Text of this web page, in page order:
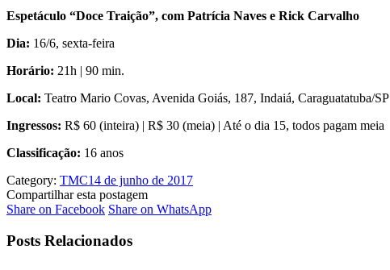
Espetáculo “Doce Traição”, com Patrícia Naves e Rick Carvalho
Dia: 16/6, sexta-feira
Horário: 21h | 90 min.
Local: Teatro Mario Covas, Avenida Goiás, 187, Indaiá, Caraguatatuba/SP
Ingressos: R$ 60 (inteira) | R$ 30 (meia) | Até o dia 15, todos pagam meia
Classificação: 16 anos
Category: TMC14 de junho de 2017
Compartilhar esta postagem
Share on FacebookShare
Facebook
Share on WhatsAppShare
Posts Relacionados